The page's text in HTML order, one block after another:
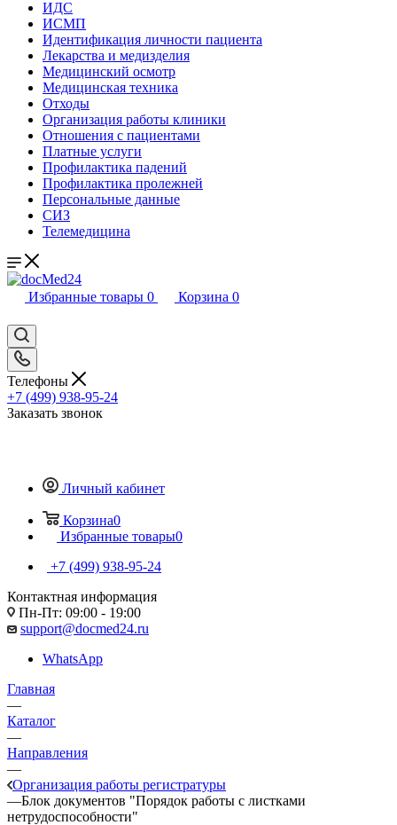
ИДС
ИСМП
Идентификация личности пациента
Лекарства и медизделия
Медицинский осмотр
Медицинская техника
Отходы
Организация работы клиники
Отношения с пациентами
Платные услуги
Профилактика падений
Профилактика пролежней
Персональные данные
СИЗ
Телемедицина
Избранные товары 0 Корзина 0
Телефоны
+7 (499) 938-95-24
Заказать звонок
Личный кабинет
Корзина0
Избранные товары0
+7 (499) 938-95-24
Контактная информация
Пн-Пт: 09:00 - 19:00
support@docmed24.ru
WhatsApp
Главная
—
Каталог
—
Направления
—
Организация работы регистратуры
—Блок документов "Порядок работы с листками
нетрудоспособности"